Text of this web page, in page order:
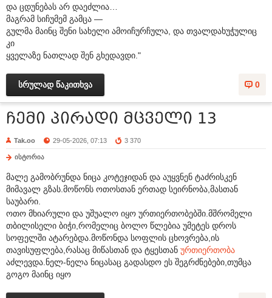
და ცდუნებას არ დაეძლია…
მაგრამ სიჩუმემ გამცა —
გულმა მაინც შენი სახელი ამოიჩურჩულა, და თვალდახუჭულიც
კი
ყველაზე ნათლად შენ გხედავდი."
0
სრულად წაკითხვა
ჩემი პირადი მცველი 13
Tak.oo 29-05-2026, 07:13 3 370
ისტორია
მალე გამობრუნდა ნიცა კოტეჯიდან და აუყვნენ ტაძრისკენ
მიმავალ გზას.მოწონს ოთოსთან ერთად სეირნობა,მასთან
საუბარი.
ოთო მხიარული და უშუალო იყო ურთიერთობებში.მშრომელი
თბილისელი ბიჭი,რომელიც ბოლო წლებია უმეტეს დროს
სოფელში ატარებდა.მოწონდა სოფლის ცხოვრება,ის
თავისუფლება,რასაც მიწასთან და ტყესთან ურთიერთობა
აძლევდა.ნელ-ნელა ნიცასაც გადასდო ეს შეგრძნებები,თუმცა
გოგო მაინც იყო